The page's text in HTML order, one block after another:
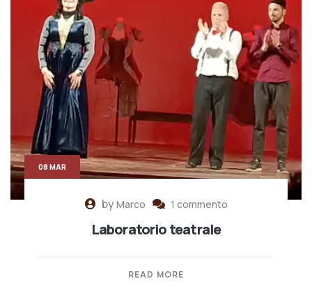
byMarco 1 commento
Laboratorio teatrale
READ MORE
08 MAR